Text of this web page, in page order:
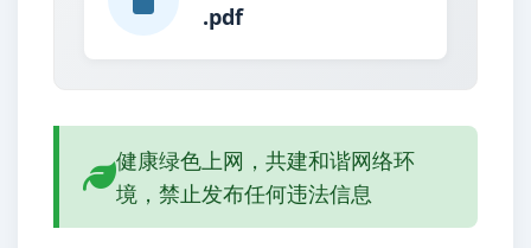
.pdf
健康绿色上网，共建和谐网络环
境，禁止发布任何违法信息